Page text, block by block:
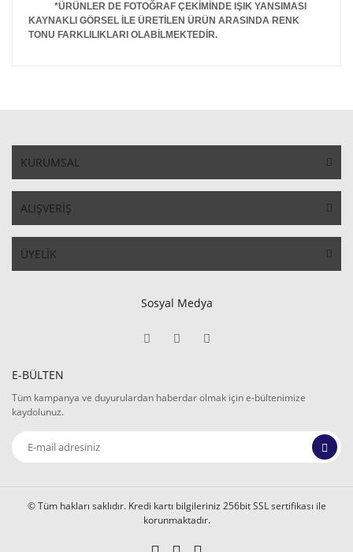
*ÜRÜNLER DE FOTOĞRAF ÇEKİMİNDE IŞIK YANSIMASI
KAYNAKLI GÖRSEL İLE ÜRETİLEN ÜRÜN ARASINDA RENK
TONU FARKLILIKLARI OLABİLMEKTEDİR.
KURUMSAL
ALIŞVERİŞ
ÜYELİK
Sosyal Medya
E-BÜLTEN
Tüm kampanya ve duyurulardan haberdar olmak için e-bültenimize
kaydolunuz.
© Tüm hakları saklıdır. Kredi kartı bilgileriniz 256bit SSL sertifikası ile
korunmaktadır.